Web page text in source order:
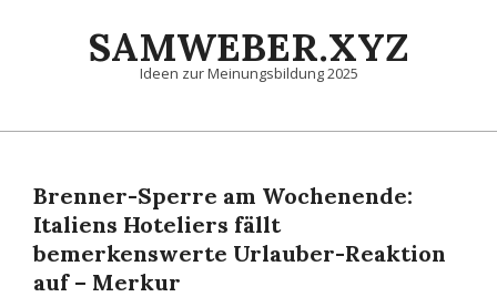
SAMWEBER.XYZ
Ideen zur Meinungsbildung 2025
Primary
MenuBrenner-Sperre am Wochenende:
Italiens Hoteliers fällt
bemerkenswerte Urlauber-Reaktion
auf – Merkur